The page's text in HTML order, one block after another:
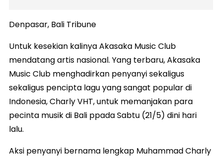
Denpasar, Bali Tribune
Untuk kesekian kalinya Akasaka Music Club
mendatang artis nasional. Yang terbaru, Akasaka
Music Club menghadirkan penyanyi sekaligus
sekaligus pencipta lagu yang sangat popular di
Indonesia, Charly VHT, untuk memanjakan para
pecinta musik di Bali ppada Sabtu (21/5) dini hari
lalu.
Aksi penyanyi bernama lengkap Muhammad Charly